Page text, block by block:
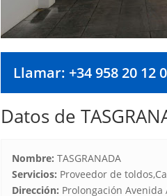
Llamar: +34 958 20 12
Datos de
Nombre: TASGRANADA
Servicios: Proveedor de
Dirección: Prolongación Avenida